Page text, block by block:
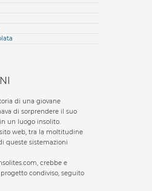
di una giovane
di sorprendere il suo
un luogo insolito.
web, tra la moltitudine
queste sistemazioni
crebbe e
condiviso, seguito